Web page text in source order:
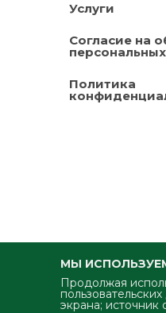
Услуги
Согласие на
Политика
МЫ ИСПОЛЬЗУЕМ
Продолжая
экрана; источник